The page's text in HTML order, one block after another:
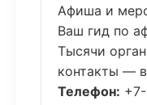
Афиша и
Ваш гид по
Тысячи
контакты —
Телефон: